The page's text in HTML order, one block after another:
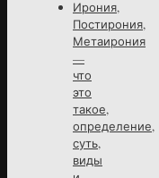
Ирония,
Постирония,
Метаирония
—
что
это
такое,
определение,
суть,
виды